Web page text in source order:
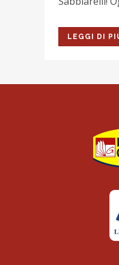
LEGGI DI